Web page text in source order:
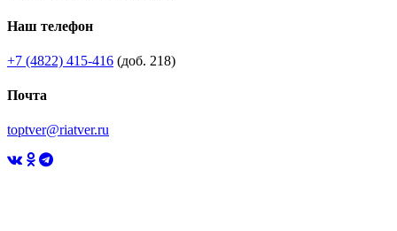
Наш телефон
+7 (4822) 415-416 (доб. 218)
Почта
toptver@riatver.ru